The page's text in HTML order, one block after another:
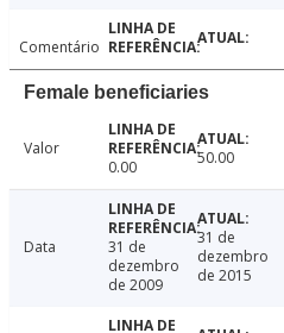
Comentário
Female beneficiaries
Valor
0.00
50.00
Data
31 de
dezembro
de 2009
31 de
dezembro
de 2015